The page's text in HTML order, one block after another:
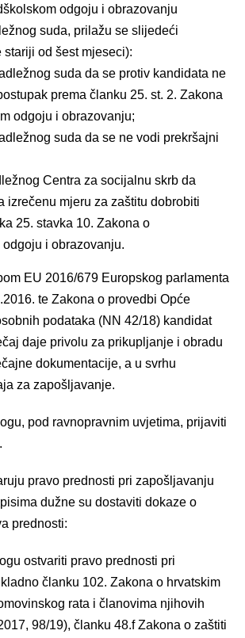
odgoju i obrazovanju
suda, prilažu se slijedeći
stariji od šest mjeseci):
suda da se protiv kandidata ne
prema članku 25. st. 2. Zakona
odgoju i obrazovanju;
suda da se ne vodi prekršajni
Centra za socijalnu skrb da
izrečenu mjeru za zaštitu dobrobiti
25. stavka 10. Zakona o
i obrazovanju.
EU 2016/679 Europskog parlamenta
te Zakona o provedbi Opće
podataka (NN 42/18) kandidat
daje privolu za prikupljanje i obradu
dokumentacije, a u svrhu
za zapošljavanje.
pod ravnopravnim uvjetima, prijaviti
pravo prednosti pri zapošljavanju
dužne su dostaviti dokaze o
prednosti:
ostvariti pravo prednosti pri
članku 102. Zakona o hrvatskim
rata i članovima njihovih
98/19), članku 48.f Zakona o zaštiti